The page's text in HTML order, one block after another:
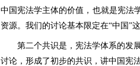
中国宪法学主体的价值，也就是宪法
资源。我们的讨论基本限定在“中国”
第二个共识是，宪法学体系的发
讨论，形成了初步的共识，讲中国宪